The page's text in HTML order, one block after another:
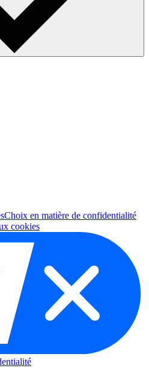
Choix en matière de confidentialité
cookies